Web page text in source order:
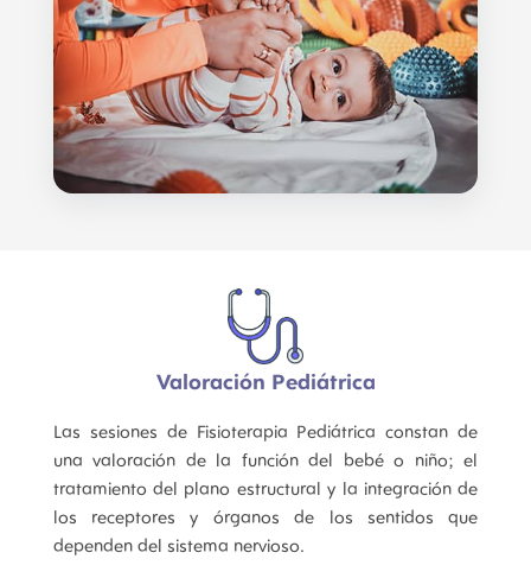
Valoración Pediátrica
Las sesiones de Fisioterapia Pediátrica constan de
una valoración de la función del bebé o niño; el
tratamiento del plano estructural y la integración de
los receptores y órganos de los sentidos que
dependen del sistema nervioso.